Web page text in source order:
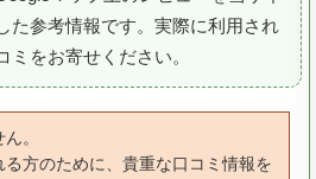
た参考情報です。実際に利用され
ミをお寄せください。
。
方のために、貴重な口コミ情報を